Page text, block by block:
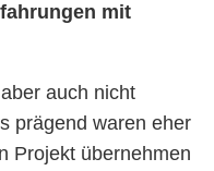
mit
auch nicht
prägend waren eher
Projekt übernehmen